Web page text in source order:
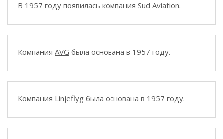
В 1957 году появилась компания Sud Aviation.
Компания AVG была основана в 1957 году.
Компания Linjeflyg была основана в 1957 году.